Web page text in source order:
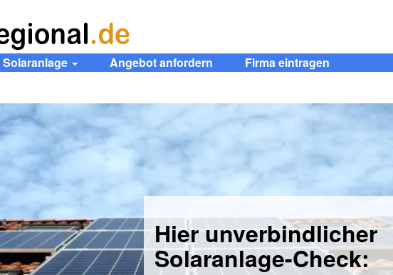
Angebot anfordern Firma eintragen
Hier unverbindlicher
Solaranlage-Check: